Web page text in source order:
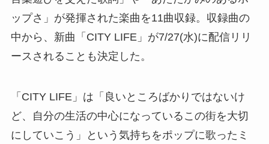
ップさ」が発揮された楽曲を11曲収録。収録曲の
中から、新曲「CITY LIFE」が7/27(水)に配信リリ
ースされることも決定した。
「CITY LIFE」は「良いところばかりではないけ
ど、自分の生活の中心になっているこの街を大切
にしていこう」という気持ちをポップに歌ったミ